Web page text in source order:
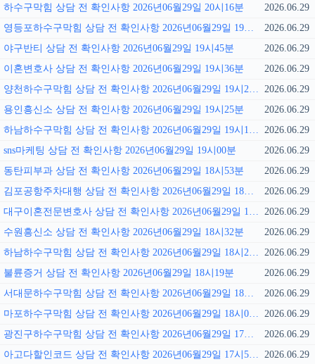
하수구막힘 상담 전 확인사항 2026년06월29일 20시16분
2026.06.29
영등포하수구막힘 상담 전 확인사항 2026년06월29일 19시51분
2026.06.29
야구반티 상담 전 확인사항 2026년06월29일 19시45분
2026.06.29
이혼변호사 상담 전 확인사항 2026년06월29일 19시36분
2026.06.29
양천하수구막힘 상담 전 확인사항 2026년06월29일 19시29분 2026.06.29
용인흥신소 상담 전 확인사항 2026년06월29일 19시25분
2026.06.29
하남하수구막힘 상담 전 확인사항 2026년06월29일 19시15분 2026.06.29
sns마케팅 상담 전 확인사항 2026년06월29일 19시00분
2026.06.29
동탄피부과 상담 전 확인사항 2026년06월29일 18시53분
2026.06.29
김포공항주차대행 상담 전 확인사항 2026년06월29일 18시47분
2026.06.29
대구이혼전문변호사 상담 전 확인사항 2026년06월29일 18시40분 2026.06.29
수원흥신소 상담 전 확인사항 2026년06월29일 18시32분
2026.06.29
하남하수구막힘 상담 전 확인사항 2026년06월29일 18시26분 2026.06.29
불륜증거 상담 전 확인사항 2026년06월29일 18시19분
2026.06.29
서대문하수구막힘 상담 전 확인사항 2026년06월29일 18시12분
2026.06.29
마포하수구막힘 상담 전 확인사항 2026년06월29일 18시05분 2026.06.29
광진구하수구막힘 상담 전 확인사항 2026년06월29일 17시57분
2026.06.29
아고다할인코드 상담 전 확인사항 2026년06월29일 17시50분 2026.06.29